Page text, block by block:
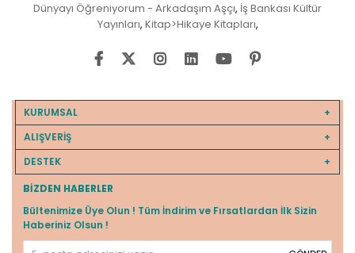
Dünyayı Öğreniyorum - Arkadaşım Aşçı, İş Bankası Kültür
Yayınları, Kitap>Hikaye Kitapları,
KURUMSAL
ALIŞVERİŞ
DESTEK
BIZDEN HABERLER
Bültenimize Üye Olun ! Tüm İndirim ve Fırsatlardan İlk Sizin
Haberiniz Olsun !